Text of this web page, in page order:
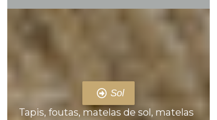
Sol
Tapis, foutas, matelas de sol, matelas